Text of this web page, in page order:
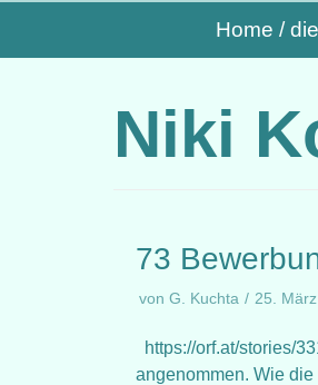
Home /
Niki
73
von G. Kuchta 25.
https://orf.at/stories/
angenommen. Wie